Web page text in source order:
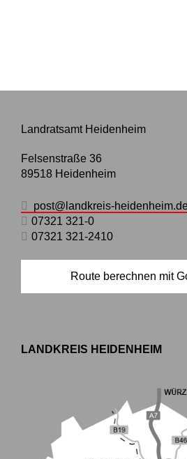
Landratsamt Heidenheim
Felsenstraße 36
89518 Heidenheim
post@landkreis-
07321 321-0
07321 321-2410
Route berechnen mit
LANDKREIS HEIDENHEIM